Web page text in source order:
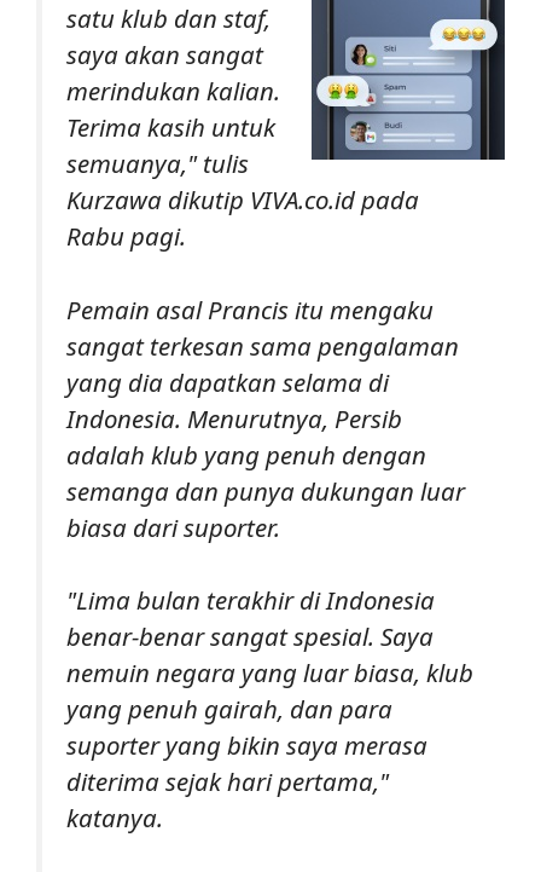
satu klub dan staf,
saya akan sangat
merindukan kalian.
Terima kasih untuk
semuanya," tulis
Kurzawa dikutip VIVA.co.id pada
Rabu pagi.
Pemain asal Prancis itu mengaku
sangat terkesan sama pengalaman
yang dia dapatkan selama di
Indonesia. Menurutnya, Persib
adalah klub yang penuh dengan
semanga dan punya dukungan luar
biasa dari suporter.
"Lima bulan terakhir di Indonesia
benar-benar sangat spesial. Saya
nemuin negara yang luar biasa, klub
yang penuh gairah, dan para
suporter yang bikin saya merasa
diterima sejak hari pertama,"
katanya.